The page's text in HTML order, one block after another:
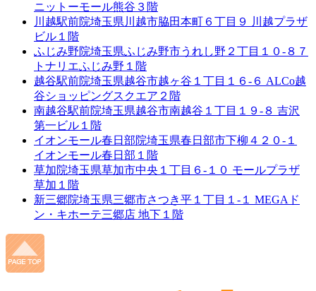
ニットーモール熊谷３階
川越駅前院埼玉県川越市脇田本町６丁目９ 川越プラザ
ビル１階
ふじみ野院埼玉県ふじみ野市うれし野２丁目１０-８７
トナリエふじみ野１階
越谷駅前院埼玉県越谷市越ヶ谷１丁目１６-６ ALCo越
谷ショッピングスクエア２階
南越谷駅前院埼玉県越谷市南越谷１丁目１９-８ 吉沢
第一ビル１階
イオンモール春日部院埼玉県春日部市下柳４２０-１
イオンモール春日部１階
草加院埼玉県草加市中央１丁目６-１０ モールプラザ
草加１階
新三郷院埼玉県三郷市さつき平１丁目１-１ MEGAド
ン・キホーテ三郷店 地下１階